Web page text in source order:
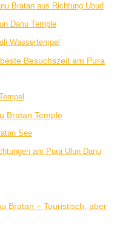
Bratan aus Richtung Ubud
Danu Temple
Wassertempel
Besuchszeit am Pura
Bratan Temple
See
am Pura Ulun Danu
Bratan – Touristisch, aber